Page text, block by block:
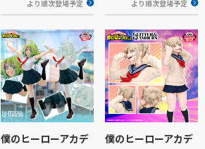
より順次登場予定
より順次登場予定
僕のヒーローアカデ
僕のヒーローアカデ